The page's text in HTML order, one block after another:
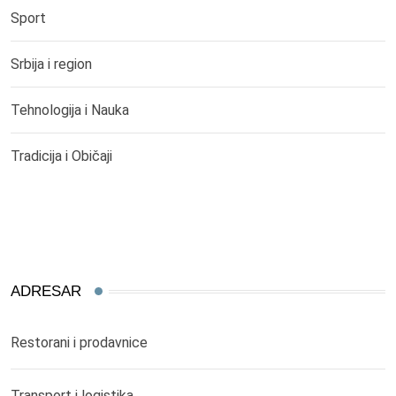
Sport
Srbija i region
Tehnologija i Nauka
Tradicija i Običaji
ADRESAR
Restorani i prodavnice